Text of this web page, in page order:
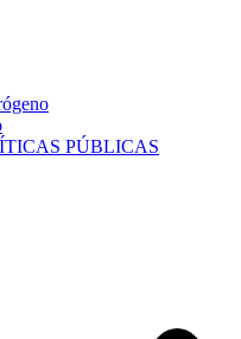
PÚBLICAS